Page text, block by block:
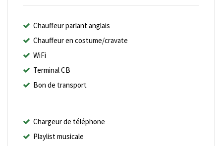
Chauffeur parlant anglais
Chauffeur en costume/cravate
WiFi
Terminal CB
Bon de transport
Chargeur de téléphone
Playlist musicale